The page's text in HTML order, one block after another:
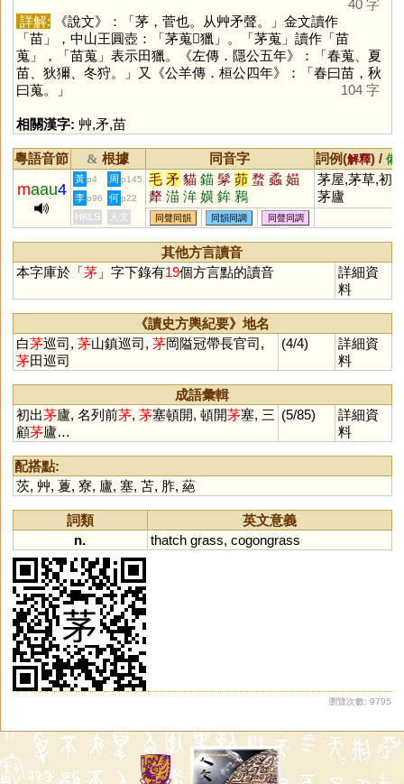
40 字
詳解: 《說文》：「茅，菅也。从艸矛聲。」金文讀作
「苗」，中山王圓壺：「茅蒐𤝗獵」。「茅蒐」讀作「苗
蒐」，「苗蒐」表示田獵。《左傳．隱公五年》：「春蒐、夏
苗、狄獮、冬狩。」又《公羊傳．桓公四年》：「春曰苗，秋
曰蒐。」
104 字
相關漢字: 艸,矛,苗
粵語音節 & 根據 同音字 詞例(解釋) / 備
maau4
黃 p4 周 p145 毛 矛 貓 錨 髳 茆 蝥 蟊 媌
犛 渵 洠 嫹 鉾 鶜
茅屋,茅草,初
茅廬
李 p96 何 p22
HKLS 人文 同聲同韻 同韻同調 同聲同調
其他方言讀音
本字庫於「茅」字下錄有19個方言點的讀音
詳細資
料
《讀史方輿紀要》地名
白茅巡司, 茅山鎮巡司, 茅岡隘冠帶長官司,
茅田巡司
(4/4)
詳細資
料
成語彙輯
初出茅廬, 名列前茅, 茅塞頓開, 頓開茅塞, 三
顧茅廬…
(5/85)
詳細資
料
配搭點:
茨, 艸, 藑, 寮, 廬, 塞, 苫, 胙, 蕝
詞類
英文意義
n.
thatch grass, cogongrass
瀏覽次數: 9795